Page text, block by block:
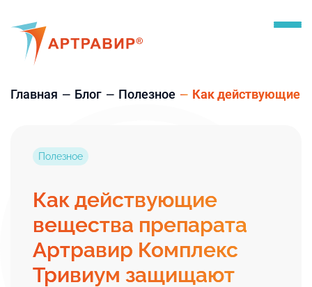
Главная Блог Полезное Как действующие
Полезное
Как действующие
вещества препарата
Артравир Комплекс
Тривиум защищают